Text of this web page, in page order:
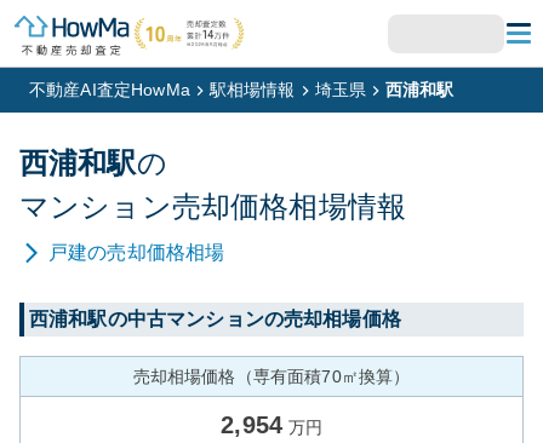
不動産AI査定HowMa 駅相場情報 埼玉県 西浦和駅
西浦和駅の
マンション売却価格相場情報
戸建の売却価格相場
西浦和駅の中古マンションの売却相場価格
売却相場価格（専有面積70㎡換算）
2,954 万円